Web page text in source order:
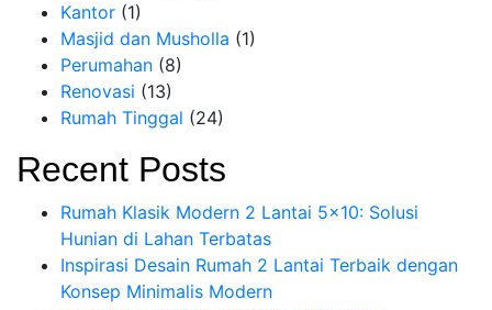
Kantor (1)
Masjid dan Musholla (1)
Perumahan (8)
Renovasi (13)
Rumah Tinggal (24)
Recent Posts
Rumah Klasik Modern 2 Lantai 5×10: Solusi
Hunian di Lahan Terbatas
Inspirasi Desain Rumah 2 Lantai Terbaik dengan
Konsep Minimalis Modern